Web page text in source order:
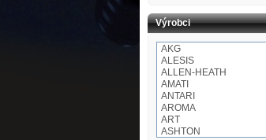
Výrobci
AKG
ALESIS
ALLEN-HEATH
AMATI
ANTARI
AROMA
ART
ASHTON